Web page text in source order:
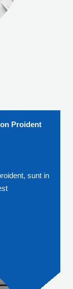
Proident
sunt in